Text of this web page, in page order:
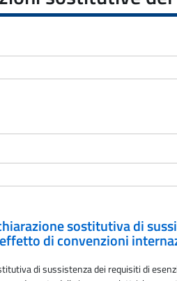
sostitutiva di
di convenzioni
di sussistenza dei requisiti di